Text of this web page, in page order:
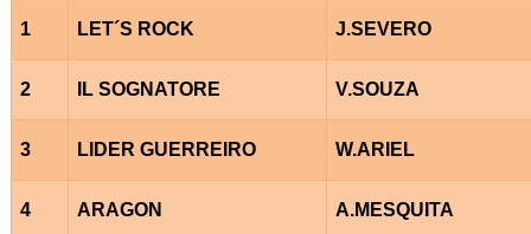
1 LET´S ROCK J.SEVERO
2 IL SOGNATORE V.SOUZA
3 LIDER GUERREIRO W.ARIEL
4 ARAGON A.MESQUITA